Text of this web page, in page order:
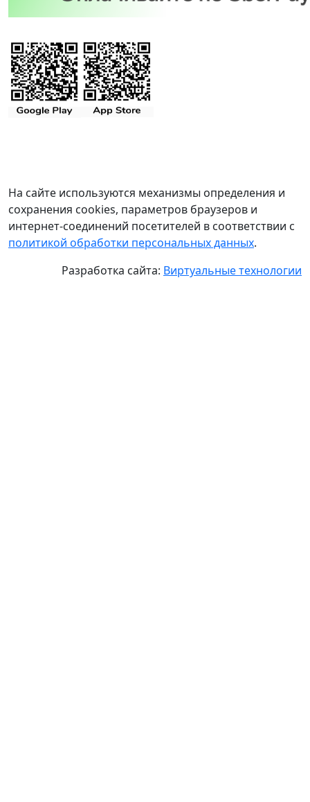
На сайте используются механизмы определения и
сохранения cookies, параметров браузеров и
интернет-соединений посетителей в соответствии с
политикой обработки персональных данных.
Разработка сайта: Виртуальные технологии